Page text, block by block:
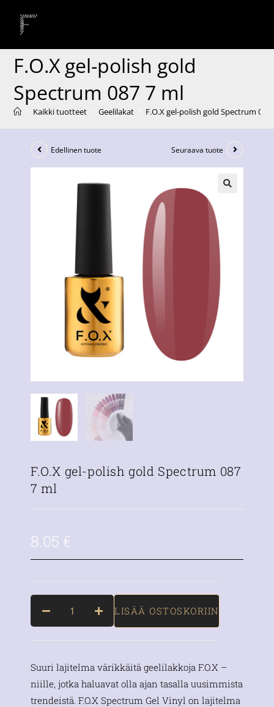
F.O.X gel-polish gold
Spectrum 087 7 ml
Kaikki tuotteet Geelilakat F.O.X gel-polish gold Spectrum 087
Edellinen tuote Seuraava tuote
F.O.X gel-polish gold Spectrum 087
7 ml
8.05 €
LISÄÄ OSTOSKORIIN
Suuri lajitelma värikkäitä geelilakkoja F.O.X –
niille, jotka haluavat olla ajan tasalla uusimmista
trendeistä. F.O.X Spectrum Gel Vinyl on lajitelma